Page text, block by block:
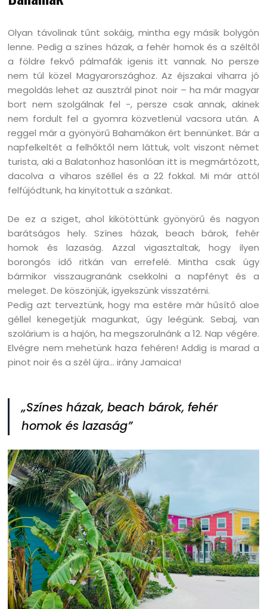
Olyan távolinak tűnt sokáig, mintha egy másik bolygón
lenne. Pedig a színes házak, a fehér homok és a széltől
a földre fekvő pálmafák igenis itt vannak. No persze
nem túl közel Magyarországhoz. Az éjszakai viharra jó
megoldás lehet az ausztrál pinot noir – ha már magyar
bort nem szolgálnak fel -, persze csak annak, akinek
nem fordult fel a gyomra közvetlenül vacsora után. A
reggel már a gyönyörű Bahamákon ért bennünket. Bár a
napfelkeltét a felhőktől nem láttuk, volt viszont német
turista, aki a Balatonhoz hasonlóan itt is megmártózott,
dacolva a viharos széllel és a 22 fokkal. Mi már attól
felfújódtunk, ha kinyitottuk a szánkat.
De ez a sziget, ahol kikötöttünk gyönyörű és nagyon
barátságos hely. Színes házak, beach bárok, fehér
homok és lazaság. Azzal vigasztaltak, hogy ilyen
borongós idő ritkán van errefelé. Mintha csak úgy
bármikor visszaugranánk csekkolni a napfényt és a
meleget. De köszönjük, igyekszünk visszatérni.
Pedig azt terveztünk, hogy ma estére màr hűsítő aloe
géllel kenegetjük magunkat, úgy leégünk. Sebaj, van
szolárium is a hajón, ha megszorulnánk a 12. Nap végére.
Elvégre nem mehetünk haza fehéren! Addig is marad a
pinot noir és a szél újra… irány Jamaica!
„Színes házak, beach bárok, fehér
homok és lazaság”